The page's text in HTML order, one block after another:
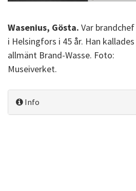
Wasenius, Gösta. Var brandchef
i Helsingfors i 45 år. Han kallades
allmänt Brand-Wasse. Foto:
Museiverket.
Info